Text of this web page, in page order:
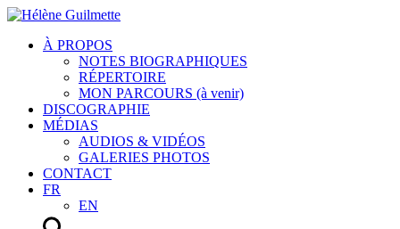
À PROPOS
NOTES BIOGRAPHIQUES
RÉPERTOIRE
MON PARCOURS (à venir)
DISCOGRAPHIE
MÉDIAS
AUDIOS & VIDÉOS
GALERIES PHOTOS
CONTACT
FR
EN